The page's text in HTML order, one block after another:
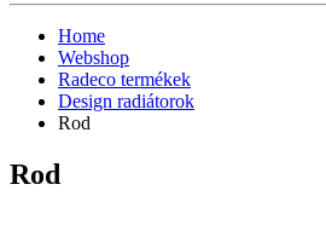
Home
Webshop
Radeco termékek
Design radiátorok
Rod
Rod